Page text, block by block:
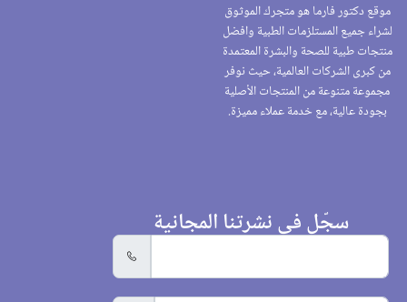
موقع دكتور فارما هو متجرك الموثوق
لشراء جميع المستلزمات الطبية وافضل
منتجات طبية للصحة والبشرة المعتمدة
من كبرى الشركات العالمية، حيث نوفر
مجموعة متنوعة من المنتجات الأصلية
بجودة عالية، مع خدمة عملاء مميزة.
سجّل في نشرتنا المجانية